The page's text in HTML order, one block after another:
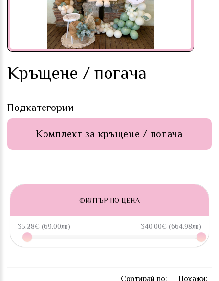
Кръщене / погача
Подкатегории
Комплект за кръщене / погача
ФИЛТЪР ПО ЦЕНА
35.28€ (69.00лв) 340.00€ (664.98лв)
Сортирай по: Покажи: